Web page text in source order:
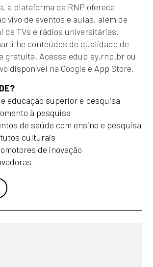
a plataforma da RNP oferece
vivo de eventos e aulas, além de
de TVs e rádios universitárias.
conteúdos de qualidade de
gratuita. Acesse eduplay.rnp.br ou
disponível na Google e App Store.
educação superior e pesquisa
à pesquisa
de saúde com ensino e pesquisa
culturais
de inovação